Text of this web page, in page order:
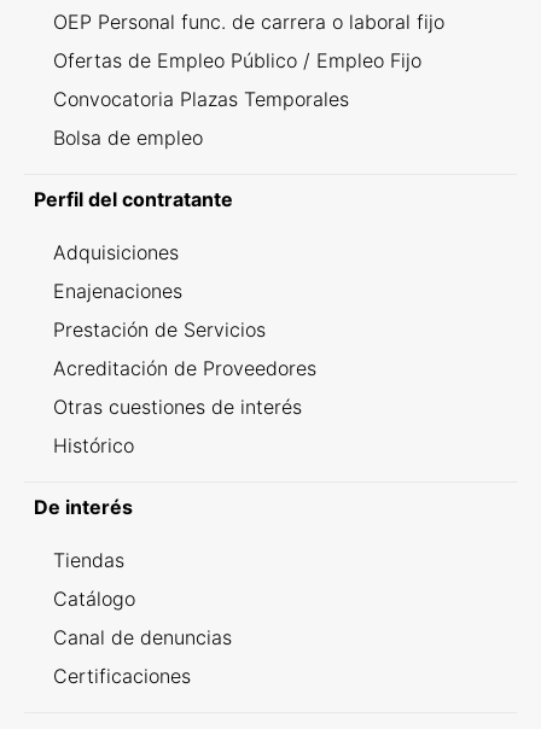
OEP Personal func. de carrera o laboral fijo
Ofertas de Empleo Público / Empleo Fijo
Convocatoria Plazas Temporales
Bolsa de empleo
Perfil del contratante
Adquisiciones
Enajenaciones
Prestación de Servicios
Acreditación de Proveedores
Otras cuestiones de interés
Histórico
De interés
Tiendas
Catálogo
Canal de denuncias
Certificaciones